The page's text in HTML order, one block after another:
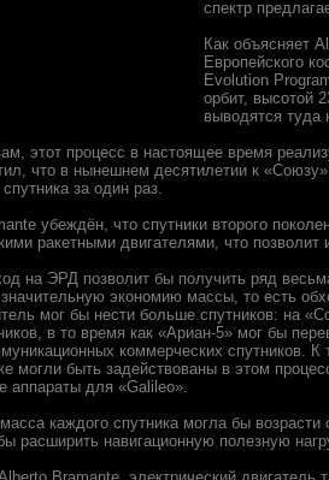
спектр
Как объясняет
Европейского
Evolution
орбит, высотой
выводятся туда
этот процесс в настоящее время
что в нынешнем десятилетии к
за один раз.
убеждён, что спутники второго
ракетными двигателями, что позволит
на ЭРД позволит бы получить ряд
экономию массы, то есть
мог бы нести больше спутников: на
в то время как «Ариан-5» мог бы
коммерческих спутников. К
могли быть задействованы в этом
аппараты для «Galileo».
каждого спутника могла бы
расширить навигационную полезную